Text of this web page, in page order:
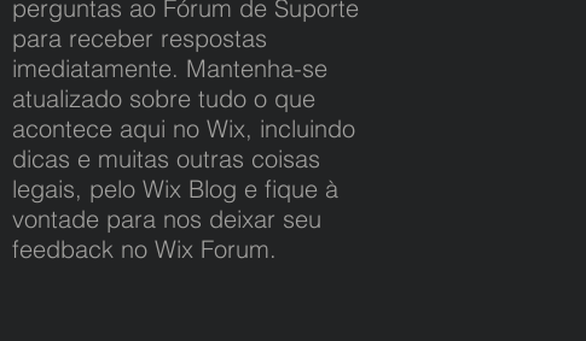
perguntas ao Fórum de Suporte
para receber respostas
imediatamente. Mantenha-se
atualizado sobre tudo o que
acontece aqui no Wix, incluindo
dicas e muitas outras coisas
legais, pelo Wix Blog e fique à
vontade para nos deixar seu
feedback no Wix Forum.